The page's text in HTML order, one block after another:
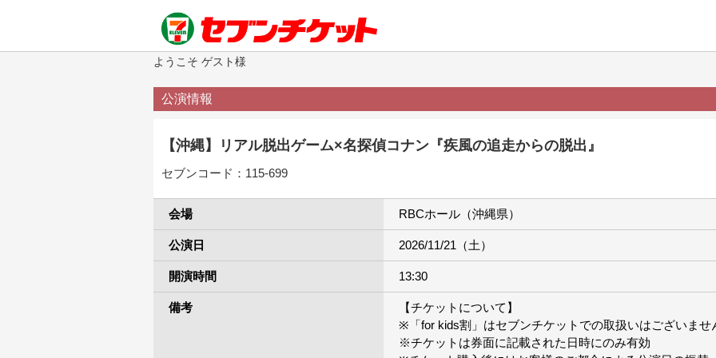
ようこそ ゲスト様
公演情報
【沖縄】リアル脱出ゲーム×名探偵コナン『疾風の追走からの脱出』
セブンコード：115-699
会場 RBCホール（沖縄県）
公演日 2026/11/21（土）
開演時間 13:30
備考
【チケットについて】
※「for kids割」はセブンチケットでの取扱いはございませ
※チケットは券面に記載された日時にのみ有効